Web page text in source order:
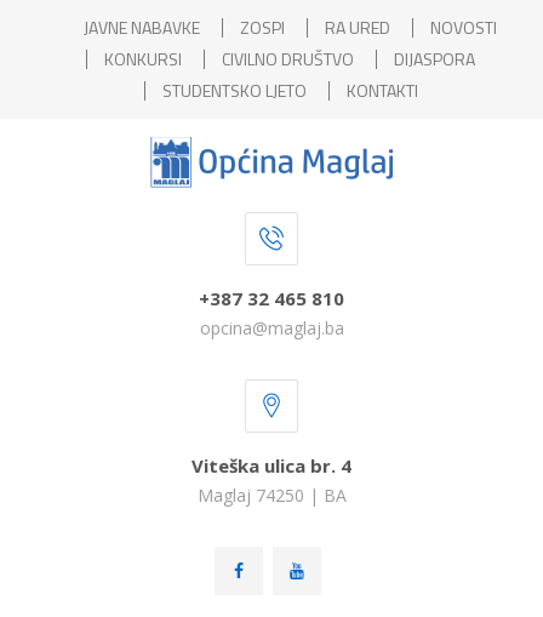
JAVNE NABAVKE ZOSPI RA URED
NOVOSTI
KONKURSI
CIVILNO DRUŠTVO
DIJASPORA
STUDENTSKO LJETO
KONTAKTI
+387 32 465 810
opcina@maglaj.ba
Viteška ulica br. 4
Maglaj 74250 | BA